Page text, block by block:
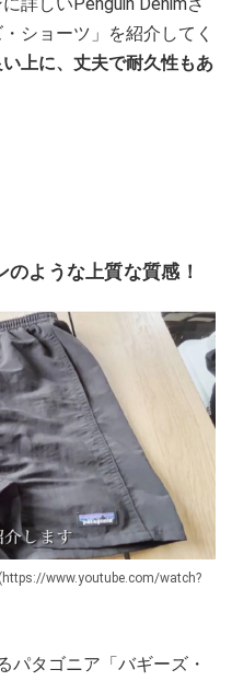
詳しいPenguin Denimさ
ショーツ」を紹介してく
上に、丈夫で耐久性もあ
ような上質な質感！
www.youtube.com/watch?
パタゴニア「バギーズ・